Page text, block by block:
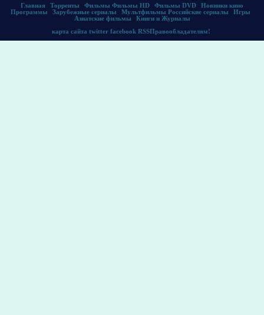
Главная
Торренты Фильмы Фильмы HD Фильмы DVD
Новинки кино
Программы
Зарубежные сериалы Мультфильмы Российские сериалы Игры
Азиатские фильмы
Книги и Журналы
карта сайта twitter facebook RSSПравообладателям!